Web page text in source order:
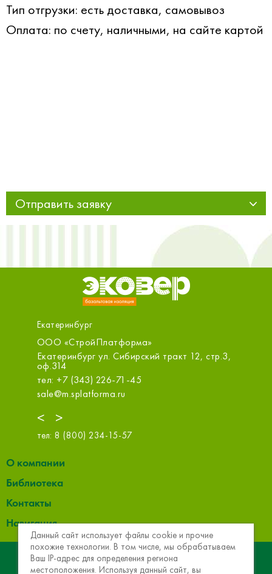
Тип отгрузки: есть доставка, самовывоз
Оплата: по счету, наличными, на сайте картой
Отправить заявку
Екатеринбург
<
«СтройПлатформа»
ул. Сибирский тракт 12, стр.3,
+7 (343) 226-71-45
Екатеринбург ул.
>
тел: 8 (800) 234-15-57
О компании
Библиотека
Контакты
Навигация
© 2013 - 2026 Эковер. Базальтовая теплоизоляция и
Данный сайт использует файлы cookie и прочие
похожие технологии. В том числе, мы обрабатываем
Ваш IP-адрес для определения региона
местоположения. Используя данный сайт, вы